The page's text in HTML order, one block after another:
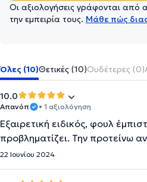
Οι αξιολογήσεις γράφονται από
την εμπειρία τους. Μάθε πώς
Όλες (10)Θετικές (10)Ουδέτερες (0)
10.0
Απανόπ • 1 αξιολόγηση
Εξαιρετική ειδικός, φουλ
προβληματίζει. Την προτείνω
22 Ιουνίου 2024